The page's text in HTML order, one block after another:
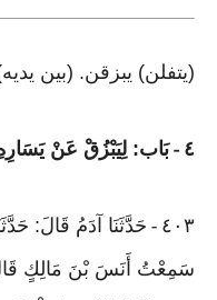
(يتفلن) يبزقن. (بين
٤ -بَاب: لِيَبْزُقْ عَنْ
٤٠٣ - حَدَّثَنَا آدَمُ قَالَ:
سَمِعْتُ أَنَسَ بْنَ مَالِكٍ